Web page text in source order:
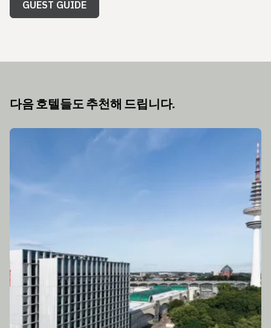
GUEST GUIDE
다음 호텔들도 추천해 드립니다.